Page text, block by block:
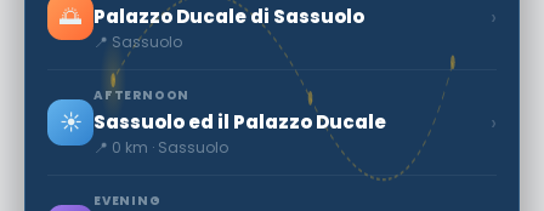
🌅 Palazzo Ducale di Sassuolo
📍 Sassuolo
›
☀️
AFTERNOON
Sassuolo ed il Palazzo Ducale
📍 0 km · Sassuolo
›
EVENING